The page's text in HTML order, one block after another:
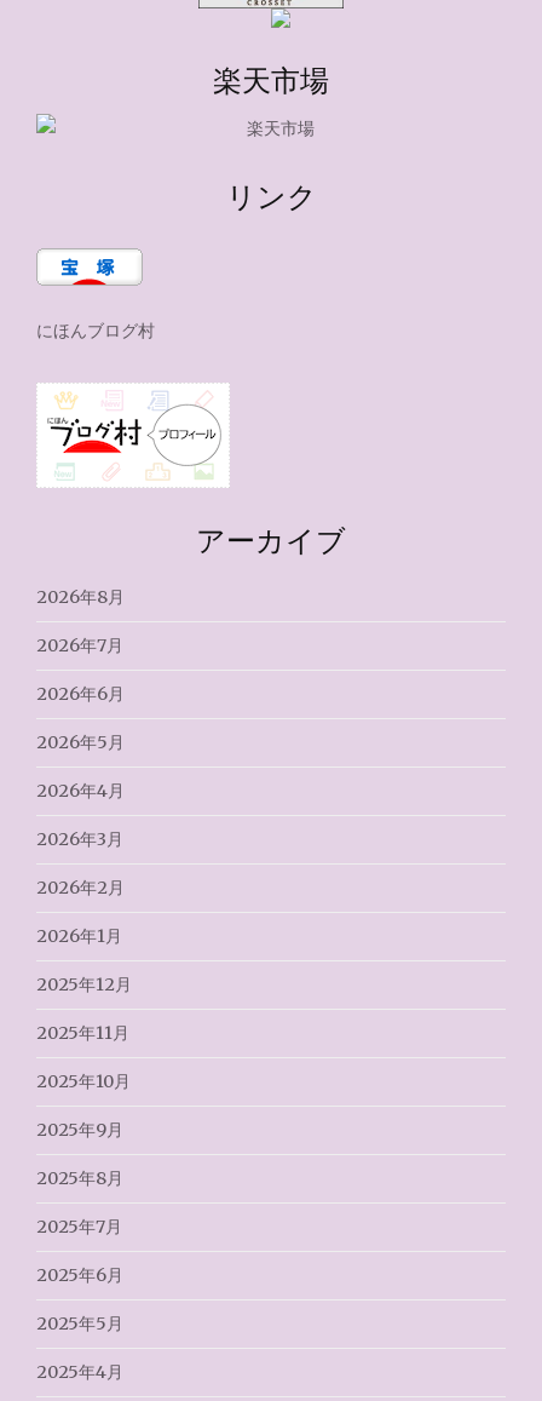
楽天市場
リンク
にほんブログ村
アーカイブ
2026年8月
2026年7月
2026年6月
2026年5月
2026年4月
2026年3月
2026年2月
2026年1月
2025年12月
2025年11月
2025年10月
2025年9月
2025年8月
2025年7月
2025年6月
2025年5月
2025年4月